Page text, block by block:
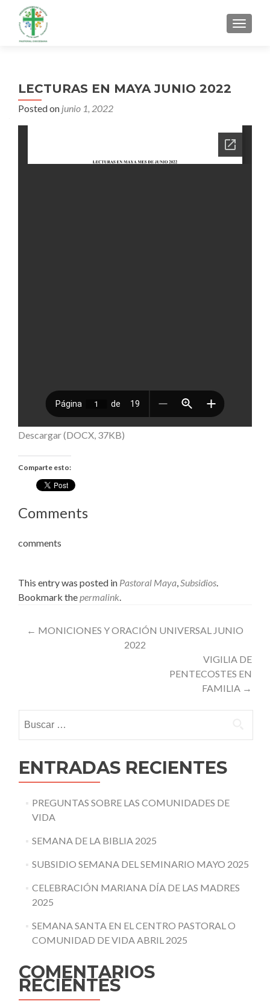
MENU
LECTURAS EN MAYA JUNIO 2022
Posted on junio 1, 2022
Descargar (DOCX, 37KB)
Comparte esto:
Comments
comments
This entry was posted in Pastoral Maya,Subsidios.
Bookmark thepermalink.
Post
← MONICIONES Y ORACIÓN UNIVERSAL JUNIO
2022
VIGILIA DE
PENTECOSTES EN
FAMILIA →
ENTRADAS RECIENTES
PREGUNTAS SOBRE LAS COMUNIDADES DE
VIDA
SEMANA DE LA BIBLIA 2025
SUBSIDIO SEMANA DEL SEMINARIO MAYO 2025
CELEBRACIÓN MARIANA DÍA DE LAS MADRES
2025
SEMANA SANTA EN EL CENTRO PASTORAL O
COMUNIDAD DE VIDA ABRIL 2025
COMENTARIOS
RECIENTES